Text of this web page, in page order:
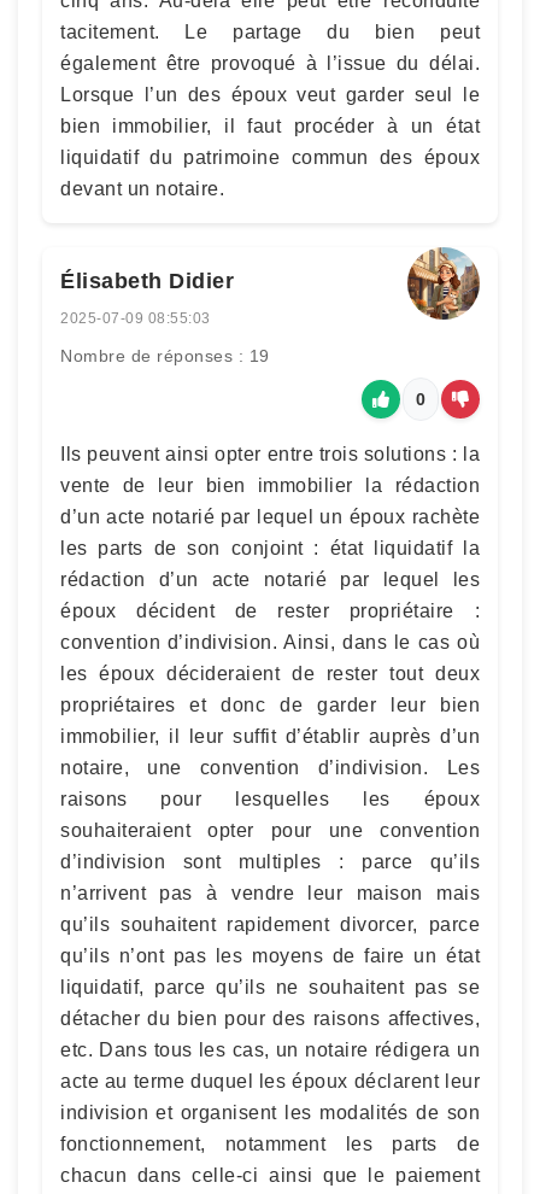
tacitement. Le partage du bien peut
également être provoqué à l’issue du délai.
Lorsque l’un des époux veut garder seul le
bien immobilier, il faut procéder à un état
liquidatif du patrimoine commun des époux
devant un notaire.
Élisabeth Didier
2025-07-09 08:55:03
Nombre de réponses : 19
0
Ils peuvent ainsi opter entre trois solutions : la
vente de leur bien immobilier la rédaction
d’un acte notarié par lequel un époux rachète
les parts de son conjoint : état liquidatif la
rédaction d’un acte notarié par lequel les
époux décident de rester propriétaire :
convention d’indivision. Ainsi, dans le cas où
les époux décideraient de rester tout deux
propriétaires et donc de garder leur bien
immobilier, il leur suffit d’établir auprès d’un
notaire, une convention d’indivision. Les
raisons pour lesquelles les époux
souhaiteraient opter pour une convention
d’indivision sont multiples : parce qu’ils
n’arrivent pas à vendre leur maison mais
qu’ils souhaitent rapidement divorcer, parce
qu’ils n’ont pas les moyens de faire un état
liquidatif, parce qu’ils ne souhaitent pas se
détacher du bien pour des raisons affectives,
etc. Dans tous les cas, un notaire rédigera un
acte au terme duquel les époux déclarent leur
indivision et organisent les modalités de son
fonctionnement, notamment les parts de
chacun dans celle-ci ainsi que le paiement